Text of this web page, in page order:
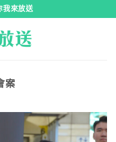
我來放送
案